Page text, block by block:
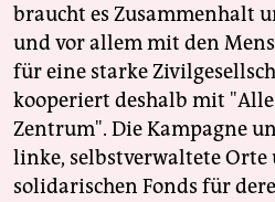
braucht es Zusammenhalt
und vor allem mit den
für eine starke
kooperiert deshalb mit
Zentrum". Die Kampagne
linke, selbstverwaltete Orte
solidarischen Fonds für